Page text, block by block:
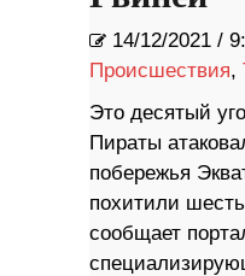
14/12/2021 /
Происшествия,
Это десятый
Пираты
побережья
похитили
сообщает